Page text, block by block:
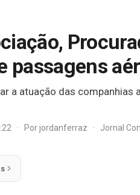
passagens
a atuação das companhias
· Porjordanferraz · Jornal